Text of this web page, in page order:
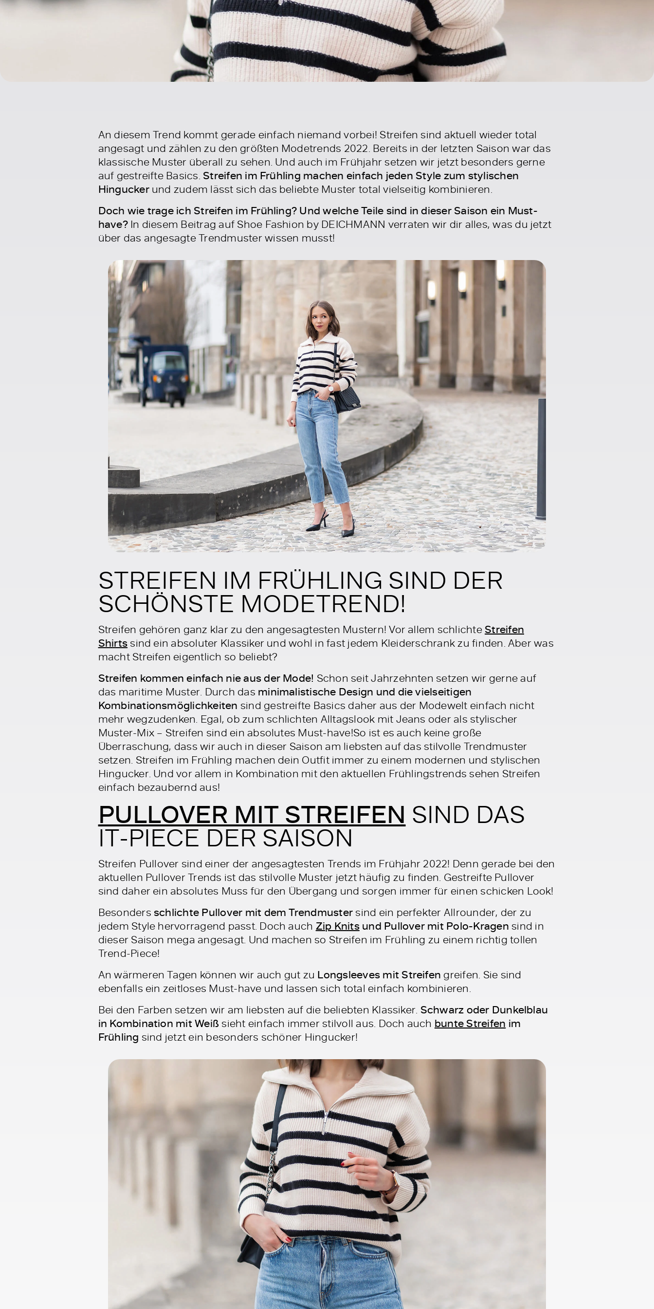
An diesem Trend kommt gerade einfach niemand vorbei! Streifen sind aktuell wieder total
angesagt und zählen zu den größten Modetrends 2022. Bereits in der letzten Saison war das
klassische Muster überall zu sehen. Und auch im Frühjahr setzen wir jetzt besonders gerne
auf gestreifte Basics. Streifen im Frühling machen einfach jeden Style zum stylischen
Hinguckerund zudem lässt sich das beliebte Muster total vielseitig kombinieren.
Doch wie trage ich Streifen im Frühling? Und welche Teile sind in dieser Saison ein Must-
have?In diesem Beitrag auf Shoe Fashion by DEICHMANN verraten wir dir alles, was du jetzt
über das angesagte Trendmuster wissen musst!
STREIFEN IM FRÜHLING SIND DER
SCHÖNSTE MODETREND!
Streifen gehören ganz klar zu den angesagtesten Mustern! Vor allem schlichte Streifen
Shirts sind ein absoluter Klassiker und wohl in fast jedem Kleiderschrank zu finden. Aber was
macht Streifen eigentlich so beliebt?
Streifen kommen einfach nie aus der Mode! Schon seit Jahrzehnten setzen wir gerne auf
das maritime Muster. Durch das minimalistische Design und die vielseitigen
Kombinationsmöglichkeiten sind gestreifte Basics daher aus der Modewelt einfach nicht
mehr wegzudenken. Egal, ob zum schlichten Alltagslook mit Jeans oder als stylischer
Muster-Mix – Streifen sind ein absolutes Must-have!So ist es auch keine große
Überraschung, dass wir auch in dieser Saison am liebsten auf das stilvolle Trendmuster
setzen. Streifen im Frühling machen dein Outfit immer zu einem modernen und stylischen
Hingucker. Und vor allem in Kombination mit den aktuellen Frühlingstrends sehen Streifen
einfach bezaubernd aus!
PULLOVER MIT STREIFEN SIND DAS
IT-PIECE DER SAISON
Streifen Pullover sind einer der angesagtesten Trends im Frühjahr 2022! Denn gerade bei den
aktuellen Pullover Trends ist das stilvolle Muster jetzt häufig zu finden. Gestreifte Pullover
sind daher ein absolutes Muss für den Übergang und sorgen immer für einen schicken Look!
Besonders schlichte Pullover mit dem Trendmuster sind ein perfekter Allrounder, der zu
jedem Style hervorragend passt. Doch auch Zip Knitsund Pullover mit Polo-Kragen sind in
dieser Saison mega angesagt. Und machen so Streifen im Frühling zu einem richtig tollen
Trend-Piece!
An wärmeren Tagen können wir auch gut zu Longsleeves mit Streifen greifen. Sie sind
ebenfalls ein zeitloses Must-have und lassen sich total einfach kombinieren.
Bei den Farben setzen wir am liebsten auf die beliebten Klassiker. Schwarz oder Dunkelblau
in Kombination mit Weiß sieht einfach immer stilvoll aus. Doch auch bunte Streifen im
Frühling sind jetzt ein besonders schöner Hingucker!